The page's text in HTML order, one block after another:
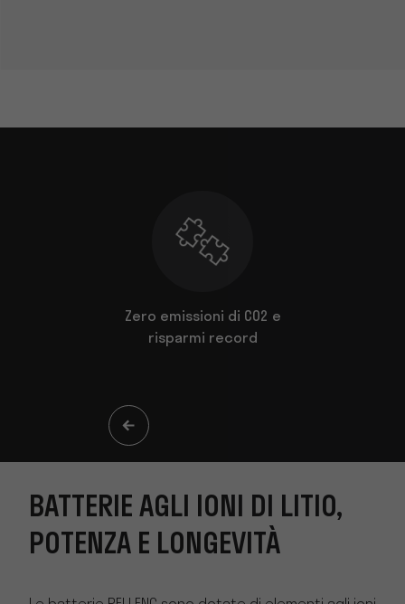
Zero emissioni di CO2 e
risparmi record
BATTERIE AGLI IONI DI LITIO,
POTENZA E LONGEVITÀ